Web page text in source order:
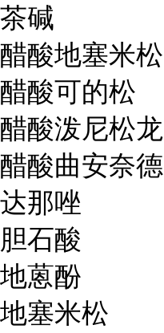
茶碱
醋酸地塞米松
醋酸可的松
醋酸泼尼松龙
醋酸曲安奈德
达那唑
胆石酸
地蒽酚
地塞米松